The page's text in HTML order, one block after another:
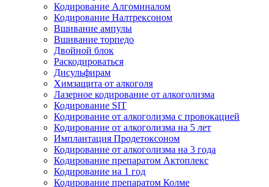
Кодирование Алгоминалом
Кодирование Налтрексоном
Вшивание ампулы
Вшивание торпедо
Двойной блок
Раскодироваться
Дисульфирам
Химзащита от алкоголя
Лазерное кодирование от алкоголизма
Кодирование SIT
Кодирование от алкоголизма с провокацией
Кодирование от алкоголизма на 5 лет
Имплантация Продетоксоном
Кодирование от алкоголизма на 3 года
Кодирование препаратом Актоплекс
Кодирование на 1 год
Кодирование препаратом Колме